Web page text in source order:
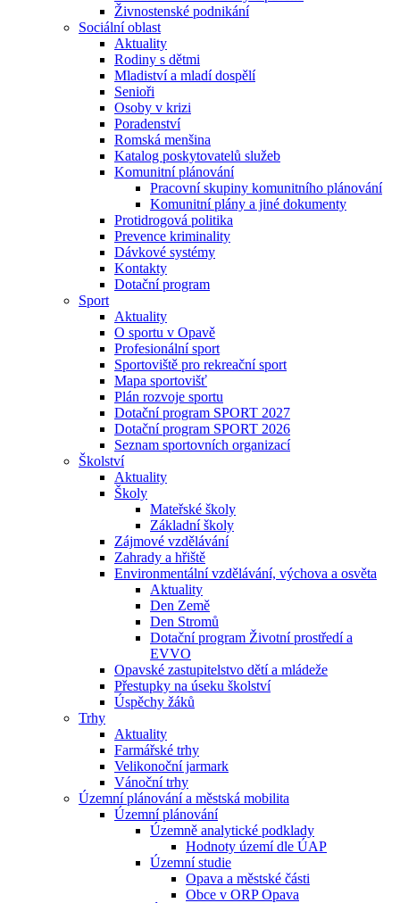
Živnostenské podnikání
Sociální oblast
Aktuality
Rodiny s dětmi
Mladiství a mladí dospělí
Senioři
Osoby v krizi
Poradenství
Romská menšina
Katalog poskytovatelů služeb
Komunitní plánování
Pracovní skupiny komunitního plánování
Komunitní plány a jiné dokumenty
Protidrogová politika
Prevence kriminality
Dávkové systémy
Kontakty
Dotační program
Sport
Aktuality
O sportu v Opavě
Profesionální sport
Sportoviště pro rekreační sport
Mapa sportovišť
Plán rozvoje sportu
Dotační program SPORT 2027
Dotační program SPORT 2026
Seznam sportovních organizací
Školství
Aktuality
Školy
Mateřské školy
Základní školy
Zájmové vzdělávání
Zahrady a hřiště
Environmentální vzdělávání, výchova a osvěta
Aktuality
Den Země
Den Stromů
Dotační program Životní prostředí a
EVVO
Opavské zastupitelstvo dětí a mládeže
Přestupky na úseku školství
Úspěchy žáků
Trhy
Aktuality
Farmářské trhy
Velikonoční jarmark
Vánoční trhy
Územní plánování a městská mobilita
Územní plánování
Územně analytické podklady
Hodnoty území dle ÚAP
Územní studie
Opava a městské části
Obce v ORP Opava